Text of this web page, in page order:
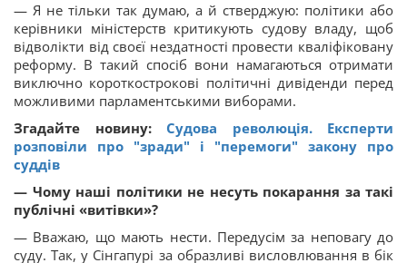
— Я не тільки так думаю, а й стверджую: політики або
керівники міністерств критикують судову владу, щоб
відволікти від своєї нездатності провести кваліфіковану
реформу. В такий спосіб вони намагаються отримати
виключно короткострокові політичні дивіденди перед
можливими парламентськими виборами.
Згадайте новину: Судова революція. Експерти
розповіли про "зради" і "перемоги" закону про
суддів
— Чому наші політики не несуть покарання за такі
публічні «витівки»?
— Вважаю, що мають нести. Передусім за неповагу до
суду. Так, у Сінгапурі за образливі висловлювання в бік